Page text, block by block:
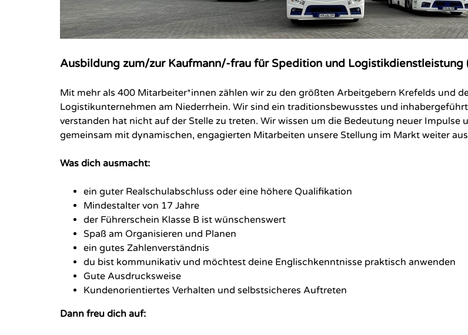
Ausbildung zum/zur Kaufmann/-frau für Spedition und
Mit mehr als 400 Mitarbeiter*innen zählen wir zu den größten Arbeitgebern Krefelds und
Logistikunternehmen am Niederrhein. Wir sind ein traditionsbewusstes und
verstanden hat nicht auf der Stelle zu treten. Wir wissen um die Bedeutung neuer Impulse
gemeinsam mit dynamischen, engagierten Mitarbeiten unsere Stellung im Markt weiter
Was dich ausmacht:
ein guter Realschulabschluss oder eine höhere Qualifikation
Mindestalter von 17 Jahre
der Führerschein Klasse B ist wünschenswert
Spaß am Organisieren und Planen
ein gutes Zahlenverständnis
du bist kommunikativ und möchtest deine Englischkenntnisse praktisch anwenden
Gute Ausdrucksweise
Kundenorientiertes Verhalten und selbstsicheres Auftreten
Dann freu dich auf: